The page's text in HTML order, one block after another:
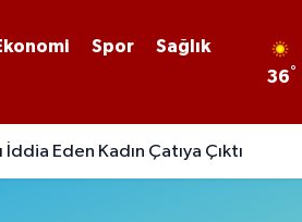
Spor
Sağlık
36°
Eden Kadın Çatıya Çıktı